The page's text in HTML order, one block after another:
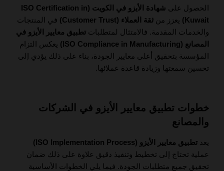
الحصول على
شهادة الأيزو في الكويت (ISO Certification in
Kuwait)
يعزز من ثقة العملاء (Customer Trust)
في المنتجات
والخدمات المقدمة. فالامتثال لمتطلبات تطبيق معايير الأيزو في
المصانع (ISO Compliance in Manufacturing)
يعكس التزام
المؤسسة بتحقيق أعلى معايير الجودة، بناء على ذلك يؤدي إلى
تحسين سمعتها وزيادة قاعدة عملائها.
خطوات تطبيق معايير الأيزو في الشركات
والمصانع
يعد تطبيق معايير الأيزو (ISO Implementation Process)
عملية تحتاج إلى تخطيط وتنفيذ دقيق علاوة على ذلك ضمان
تحقيق جميع متطلبات الجودة. فيما يلي الخطوات الأساسية